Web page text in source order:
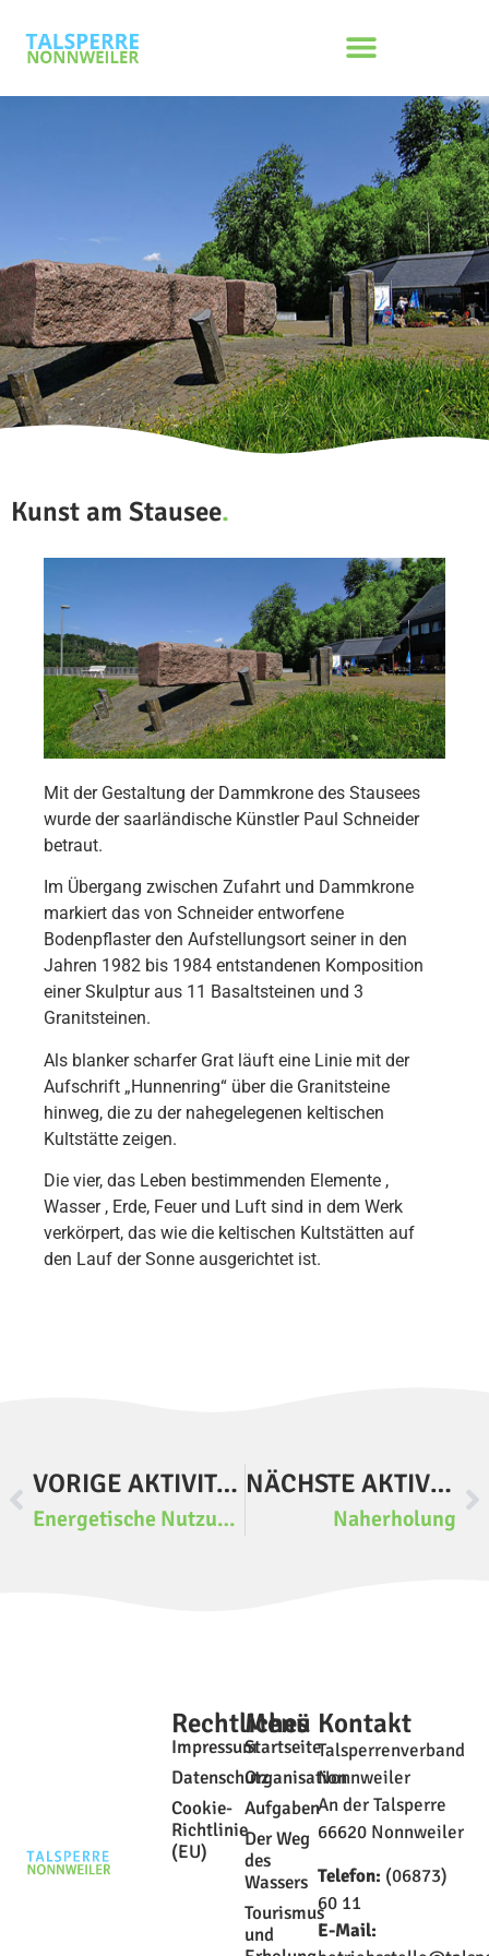
Kunst am Stausee.
Mit der Gestaltung der Dammkrone des Stausees
wurde der saarländische Künstler Paul Schneider
betraut.
Im Übergang zwischen Zufahrt und Dammkrone
markiert das von Schneider entworfene
Bodenpflaster den Aufstellungsort seiner in den
Jahren 1982 bis 1984 entstandenen Komposition
einer Skulptur aus 11 Basaltsteinen und 3
Granitsteinen.
Als blanker scharfer Grat läuft eine Linie mit der
Aufschrift „Hunnenring“ über die Granitsteine
hinweg, die zu der nahegelegenen keltischen
Kultstätte zeigen.
Die vier, das Leben bestimmenden Elemente ,
Wasser , Erde, Feuer und Luft sind in dem Werk
verkörpert, das wie die keltischen Kultstätten auf
den Lauf der Sonne ausgerichtet ist.
VORIGE AKTIVITÄT
Energetische Nutzung der Wasserkraft
NÄCHSTE AKTIVITÄT
Naherholung
Menü
Startseite
Organisation
Aufgaben
Der Weg
des
Wassers
Tourismus
und
Rechtliches
Impressum
Datenschutz
Cookie-
Richtlinie
(EU)
Kontakt
Talsperrenverband
Nonnweiler
An der Talsperre
66620 Nonnweiler
Telefon: (06873)
60 11
E-Mail: